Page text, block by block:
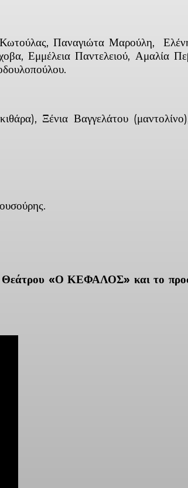
Παναγιώτα Μαρούλη,
Εμμέλεια Παντελειού, Αμαλία
Ξένια Βαγγελάτου (μαντολίνο),
Θεάτρου «Ο ΚΕΦΑΛΟΣ» και το